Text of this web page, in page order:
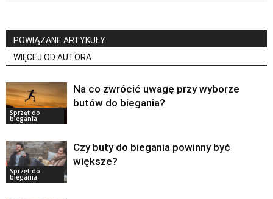
POWIĄZANE ARTYKUŁY
WIĘCEJ OD AUTORA
Sprzęt do
biegania
Na co zwrócić uwagę przy wyborze
butów do biegania?
Sprzęt do
biegania
Czy buty do biegania powinny być
większe?